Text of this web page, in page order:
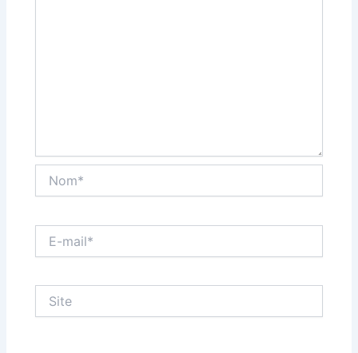
mail*